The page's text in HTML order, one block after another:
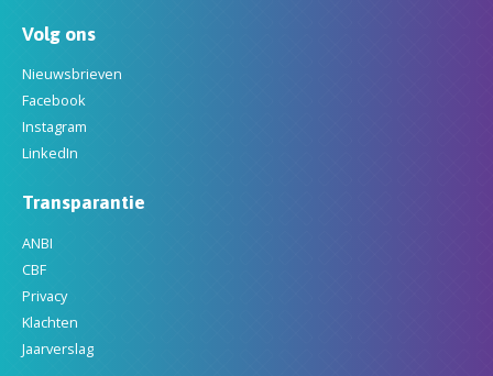
Volg ons
Nieuwsbrieven
Facebook
Instagram
LinkedIn
Transparantie
ANBI
CBF
Privacy
Klachten
Jaarverslag